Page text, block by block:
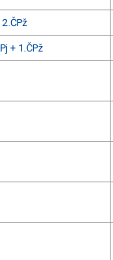
+ 1.ČPž